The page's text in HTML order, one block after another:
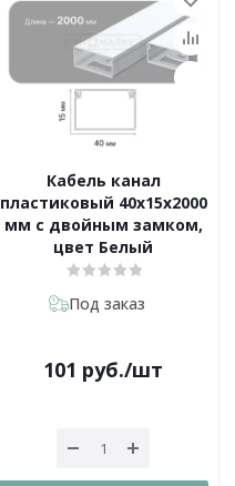
Кабель канал
пластиковый 40х15х2000
мм с двойным замком,
цвет Белый
Под заказ
101 руб./шт